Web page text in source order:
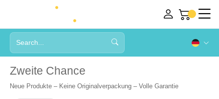
Zweite Chance
Neue Produkte – Keine Originalverpackung – Volle Garantie